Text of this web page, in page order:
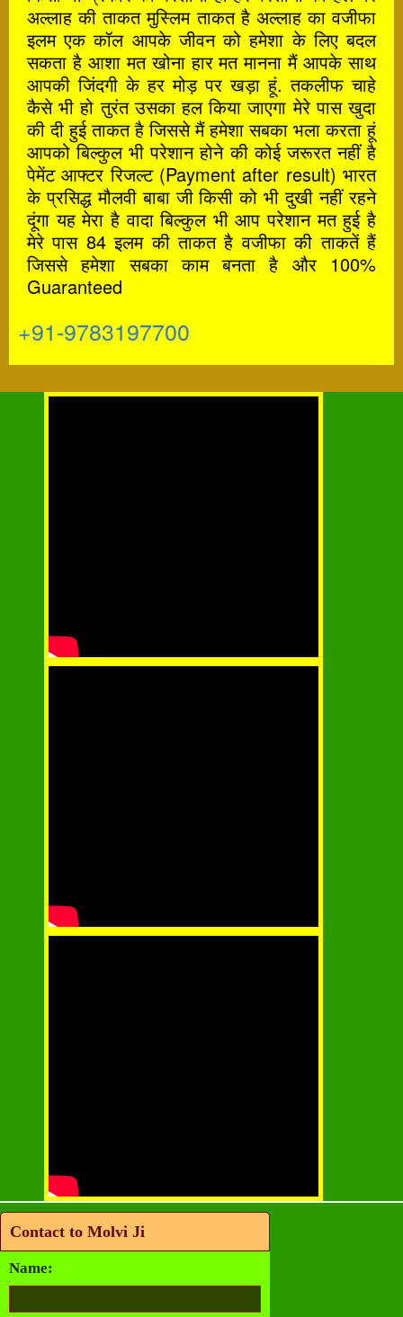
अल्लाह की ताकत मुस्लिम ताकत है अल्लाह का वजीफा
इलम एक कॉल आपके जीवन को हमेशा के लिए बदल
सकता है आशा मत खोना हार मत मानना मैं आपके साथ
आपकी जिंदगी के हर मोड़ पर खड़ा हूं. तकलीफ चाहे
कैसे भी हो तुरंत उसका हल किया जाएगा मेरे पास खुदा
की दी हुई ताकत है जिससे मैं हमेशा सबका भला करता हूं
आपको बिल्कुल भी परेशान होने की कोई जरूरत नहीं है
पेमेंट आफ्टर रिजल्ट (Payment after result) भारत
के प्रसिद्ध मौलवी बाबा जी किसी को भी दुखी नहीं रहने
दूंगा यह मेरा है वादा बिल्कुल भी आप परेशान मत हुई है
मेरे पास 84 इलम की ताकत है वजीफा की ताकतें हैं
जिससे हमेशा सबका काम बनता है और 100%
Guaranteed
+91-9783197700
Contact to Molvi Ji
Name: